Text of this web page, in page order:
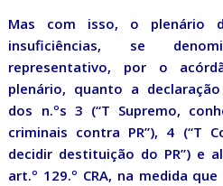
Mas com isso, o plenário
insuficiências, se
representativo, por o
plenário, quanto a
dos n.ºs 3 (“T Supremo,
criminais contra PR”), 4 (“T
decidir destituição do PR”) e
art.º 129.º CRA, na medida